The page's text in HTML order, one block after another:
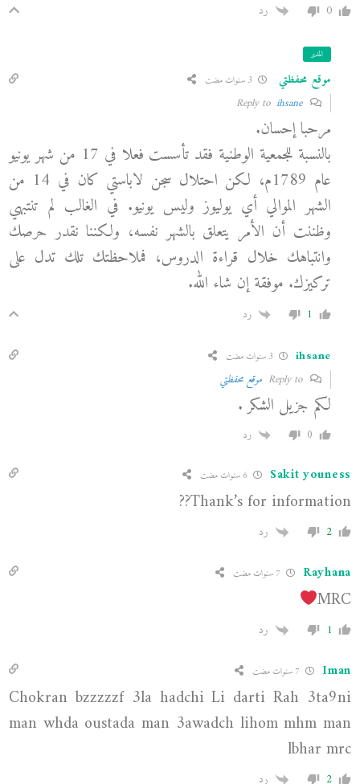
0 رد
المدير
موقع محفظتي
Reply to
ihsane
مرحبا إحسان.
بالنسبة للجمعية الوطنية فقد تأسست فعلا في 17 من شهر يونيو
عام 1789م، لكن احتلال سجن لاباستي كان في 14 من
الشهر الموالي أي يوليوز وليس يونيو. في الغالب لم تنتبهي
وظننت أن الأمر يتعلق بالشهر نفسه، ولكننا نقدر حرصك
وانتباهك خلال قراءة الدروس، فملاحظتك تلك تدل على
تركيزك. موفقة إن شاء الله.
1 رد
ihsane
Reply to موقع محفظتي
لكم جزيل الشكر .
0 رد
Sakit youness
Thank’s for information??
2 رد
Rayhana
MRC
1 رد
Iman
Chokran bzzzzzf 3la hadchi Li darti Rah 3ta9ni
man whda oustada man 3awadch lihom mhm man
lbhar mrc
2 رد